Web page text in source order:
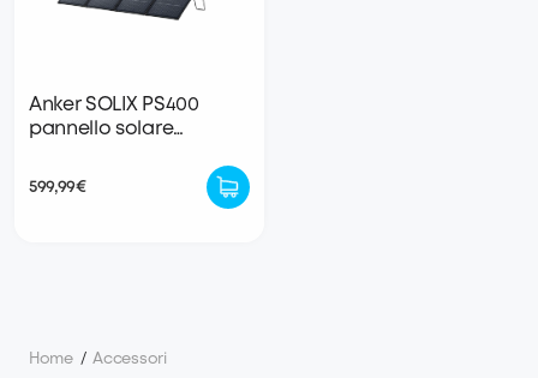
Anker SOLIX PS400
pannello solare
599,99€
Home / Accessori